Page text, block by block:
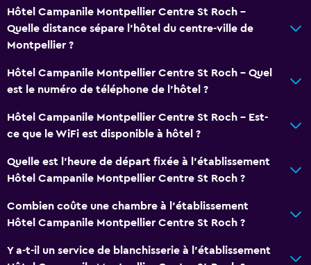
Hôtel Campanile Montpellier Centre St Roch -
Quelle distance sépare l’hôtel du centre-ville de
Montpellier ?
Hôtel Campanile Montpellier Centre St Roch - Quel
est le numéro de téléphone de l’hôtel ?
Hôtel Campanile Montpellier Centre St Roch - Est-
ce que le WiFi est disponible à hôtel ?
Quelle est l'heure de départ fixée à l'établissement
Hôtel Campanile Montpellier Centre St Roch ?
Combien coûte une chambre à l'établissement
Hôtel Campanile Montpellier Centre St Roch ?
Y a-t-il un service de blanchisserie à l'établissement